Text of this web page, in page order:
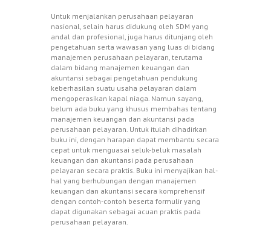
Untuk menjalankan perusahaan pelayaran
nasional, selain harus didukung oleh SDM yang
andal dan profesional, juga harus ditunjang oleh
pengetahuan serta wawasan yang luas di bidang
manajemen perusahaan pelayaran, terutama
dalam bidang manajemen keuangan dan
akuntansi sebagai pengetahuan pendukung
keberhasilan suatu usaha pelayaran dalam
mengoperasikan kapal niaga. Namun sayang,
belum ada buku yang khusus membahas tentang
manajemen keuangan dan akuntansi pada
perusahaan pelayaran. Untuk itulah dihadirkan
buku ini, dengan harapan dapat membantu secara
cepat untuk menguasai seluk-beluk masalah
keuangan dan akuntansi pada perusahaan
pelayaran secara praktis. Buku ini menyajikan hal-
hal yang berhubungan dengan manajemen
keuangan dan akuntansi secara komprehensif
dengan contoh-contoh beserta formulir yang
dapat digunakan sebagai acuan praktis pada
perusahaan pelayaran.